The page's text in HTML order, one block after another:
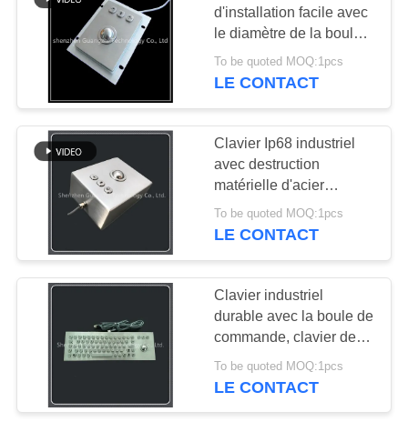
d'installation facile avec
le diamètre de la boule
de commande 25mm
antipoussière
To be quoted MOQ:1pcs
LE CONTACT
Clavier Ip68 industriel
avec destruction
matérielle d'acier
inoxydable de boule de
commande l'anti
To be quoted MOQ:1pcs
LE CONTACT
Clavier industriel
durable avec la boule de
commande, clavier de
bâti de panneau pour le
kiosque
To be quoted MOQ:1pcs
LE CONTACT